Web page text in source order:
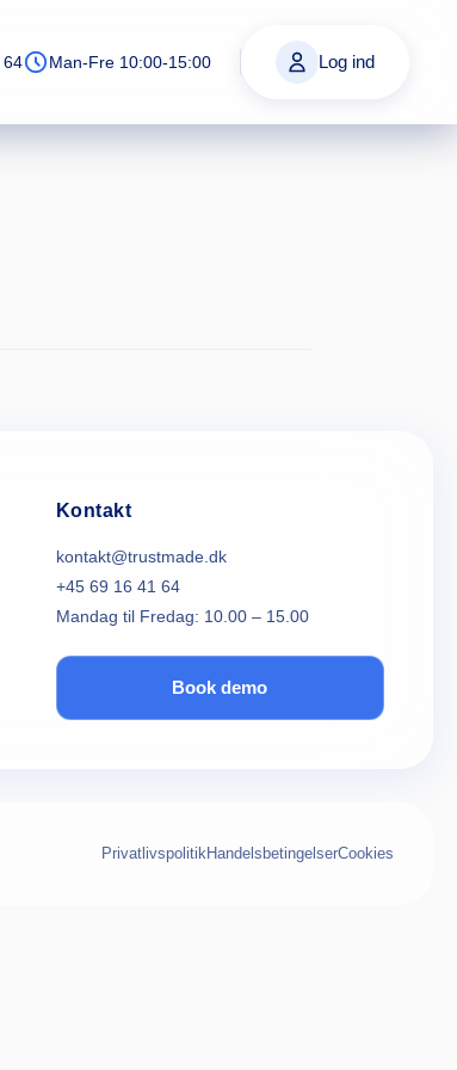
64 Man-Fre 10:00-15:00 Log ind
Kontakt
kontakt@trustmade.dk
+45 69 16 41 64
Mandag til Fredag: 10.00 – 15.00
Book demo
PrivatlivspolitikHandelsbetingelserCookies